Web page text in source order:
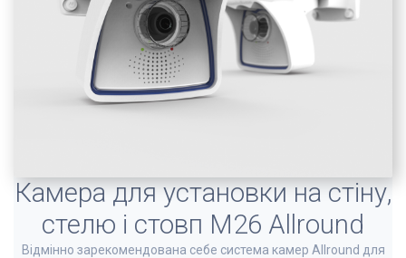
Камера для установки на стіну,
стелю і стовп M26 Allround
Відмінно зарекомендована себе система камер Allround для